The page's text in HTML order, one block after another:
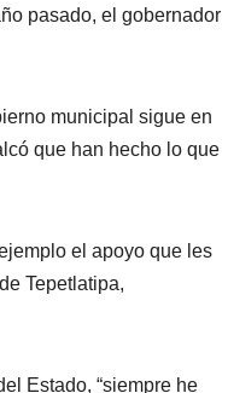
pasado, el gobernador
municipal sigue en
que han hecho lo que
el apoyo que les
Tepetlatipa,
Estado, “siempre he